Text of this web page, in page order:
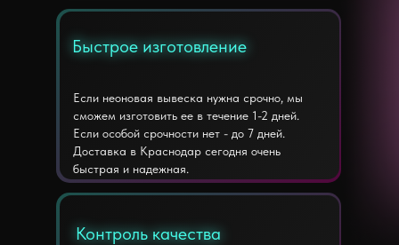
Если неоновая вывеска нужна срочно, мы
сможем изготовить ее в течение 1-2 дней.
Если особой срочности нет - до 7 дней.
Доставка в Краснодар сегодня очень
быстрая и надежная.
Быстрое изготовление
Быстрое изготовление
Контроль качества
Контроль качества